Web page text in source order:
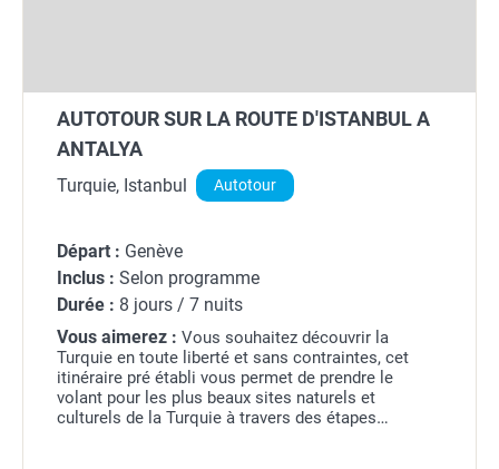
AUTOTOUR SUR LA ROUTE D'ISTANBUL A
ANTALYA
Turquie, Istanbul Autotour
Départ : Genève
Inclus : Selon programme
Durée : 8 jours / 7 nuits
Vous aimerez : Vous souhaitez découvrir la
Turquie en toute liberté et sans contraintes, cet
itinéraire pré établi vous permet de prendre le
volant pour les plus beaux sites naturels et
culturels de la Turquie à travers des étapes